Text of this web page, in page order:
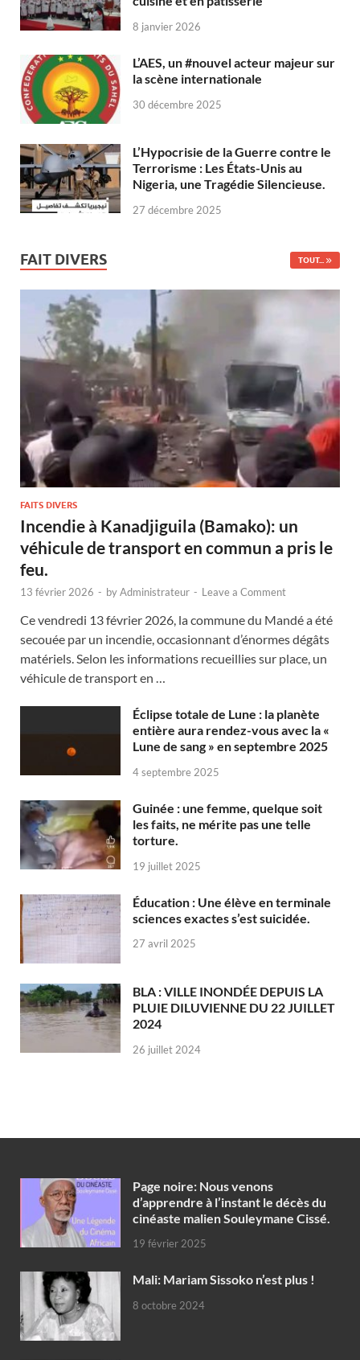
8 janvier 2026
L’AES, un #nouvel acteur majeur sur
la scène internationale
30 décembre 2025
L’Hypocrisie de la Guerre contre le
Terrorisme : Les États-Unis au
Nigeria, une Tragédie Silencieuse.
27 décembre 2025
FAIT DIVERS TOUT...
FAITS DIVERS
Incendie à Kanadjiguila (Bamako): un
véhicule de transport en commun a pris le
feu.
13 février 2026 - byAdministrateur - Leave a Comment
Ce vendredi 13 février 2026, la commune du Mandé a été
secouée par un incendie, occasionnant d’énormes dégâts
matériels. Selon les informations recueillies sur place, un
véhicule de transport en …
Éclipse totale de Lune : la planète
entière aura rendez-vous avec la «
Lune de sang » en septembre 2025
4 septembre 2025
Guinée : une femme, quelque soit
les faits, ne mérite pas une telle
torture.
19 juillet 2025
Éducation : Une élève en terminale
sciences exactes s’est suicidée.
27 avril 2025
BLA : VILLE INONDÉE DEPUIS LA
PLUIE DILUVIENNE DU 22 JUILLET
2024
26 juillet 2024
Page noire: Nous venons
d’apprendre à l’instant le décès du
cinéaste malien Souleymane Cissé.
19 février 2025
Mali: Mariam Sissoko n’est plus !
8 octobre 2024